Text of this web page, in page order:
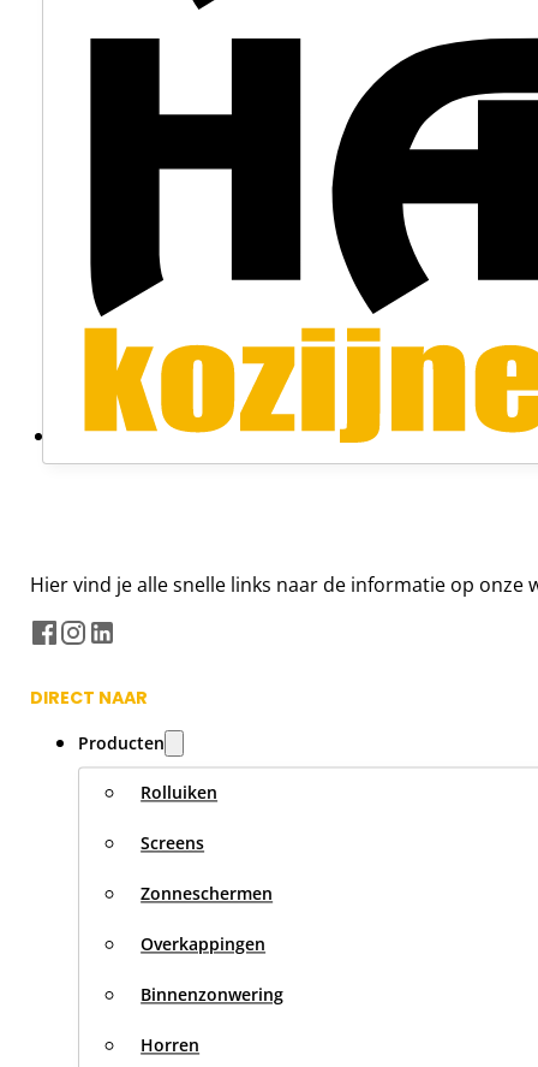
Hier vind je alle snelle links naar de informatie op
DIRECT NAAR
Producten
Rolluiken
Screens
Zonneschermen
Overkappingen
Binnenzonwering
Horren